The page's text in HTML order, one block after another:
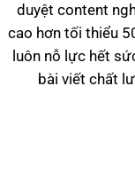
duyệt content
cao hơn tối thiểu
luôn nỗ lực hết
bài viết chất